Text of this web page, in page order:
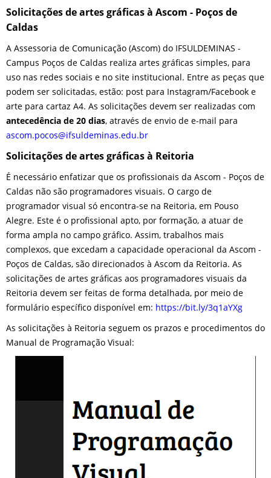
Solicitações de artes gráficas à Ascom - Poços de
Caldas
A Assessoria de Comunicação (Ascom) do IFSULDEMINAS -
Campus Poços de Caldas realiza artes gráficas simples, para
uso nas redes sociais e no site institucional. Entre as peças que
podem ser solicitadas, estão: post para Instagram/Facebook e
arte para cartaz A4. As solicitações devem ser realizadas com
antecedência de 20 dias, através de envio de e-mail para
ascom.pocos@ifsuldeminas.edu.br
Solicitações de artes gráficas à Reitoria
É necessário enfatizar que os profissionais da Ascom - Poços de
Caldas não são programadores visuais. O cargo de
programador visual só encontra-se na Reitoria, em Pouso
Alegre. Este é o profissional apto, por formação, a atuar de
forma ampla no campo gráfico. Assim, trabalhos mais
complexos, que excedam a capacidade operacional da Ascom -
Poços de Caldas, são direcionados à Ascom da Reitoria. As
solicitações de artes gráficas aos programadores visuais da
Reitoria devem ser feitas de forma detalhada, por meio de
formulário específico disponível em: https://bit.ly/3q1aYXg
As solicitações à Reitoria seguem os prazos e procedimentos do
Manual de Programação Visual: